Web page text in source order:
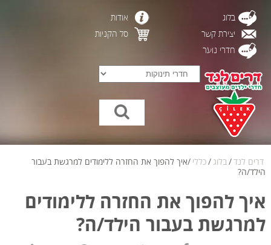
בלוג
אודות
יצירת קשר
סל הקניות
חדרי נוער
דרים לנד/בלוג/כללי /איך להפוך את החזרה ללימודים למרגשת בעבור
הילד/ה?
איך להפוך את החזרה ללימודים
למרגשת בעבור הילד/ה?